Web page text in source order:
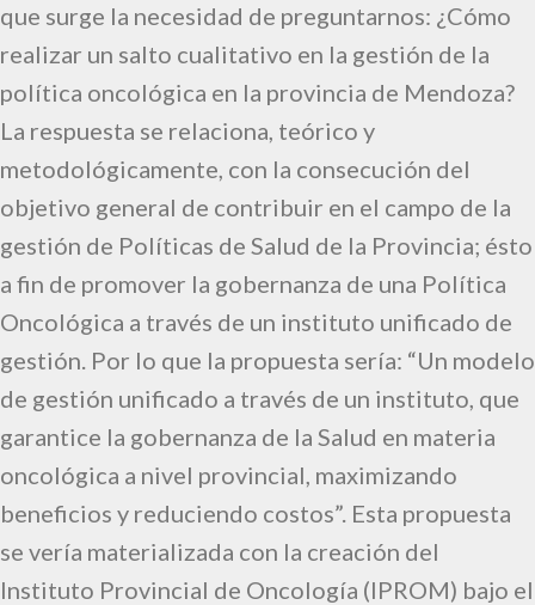
que surge la necesidad de preguntarnos: ¿Cómo
realizar un salto cualitativo en la gestión de la
política oncológica en la provincia de Mendoza?
La respuesta se relaciona, teórico y
metodológicamente, con la consecución del
objetivo general de contribuir en el campo de la
gestión de Políticas de Salud de la Provincia; ésto
a fin de promover la gobernanza de una Política
Oncológica a través de un instituto unificado de
gestión. Por lo que la propuesta sería: “Un modelo
de gestión unificado a través de un instituto, que
garantice la gobernanza de la Salud en materia
oncológica a nivel provincial, maximizando
beneficios y reduciendo costos”. Esta propuesta
se vería materializada con la creación del
Instituto Provincial de Oncología (IPROM) bajo el